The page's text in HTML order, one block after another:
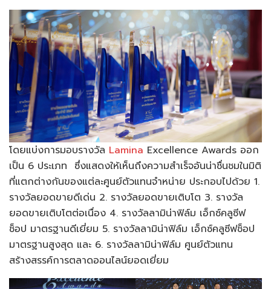
โดยแบ่งการมอบรางวัล Lamina Excellence Awards ออก
เป็น 6 ประเภท ซึ่งแสดงให้เห็นถึงความสำเร็จอันน่าชื่นชมในมิติ
ที่แตกต่างกันของแต่ละศูนย์ตัวแทนจำหน่าย ประกอบไปด้วย 1.
รางวัลยอดขายดีเด่น 2. รางวัลยอดขายเติบโต 3. รางวัล
ยอดขายเติบโตต่อเนื่อง 4. รางวัลลามิน่าฟิล์ม เอ็กซ์คลูซีฟ
ช็อป มาตรฐานดีเยี่ยม 5. รางวัลลามิน่าฟิล์ม เอ็กซ์คลูซีฟช็อป
มาตรฐานสูงสุด และ 6. รางวัลลามิน่าฟิล์ม ศูนย์ตัวแทน
สร้างสรรค์การตลาดออนไลน์ยอดเยี่ยม